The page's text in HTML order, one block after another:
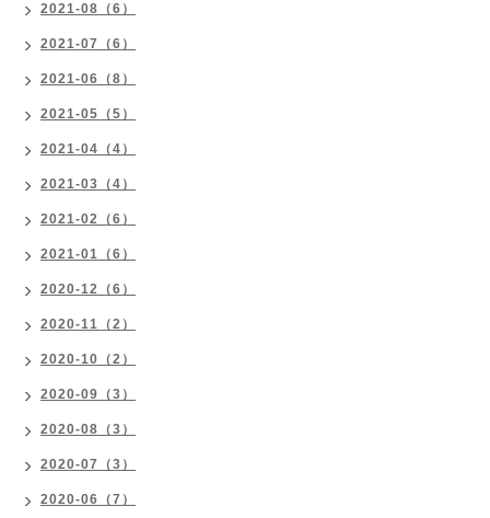
2021-08（6）
2021-07（6）
2021-06（8）
2021-05（5）
2021-04（4）
2021-03（4）
2021-02（6）
2021-01（6）
2020-12（6）
2020-11（2）
2020-10（2）
2020-09（3）
2020-08（3）
2020-07（3）
2020-06（7）